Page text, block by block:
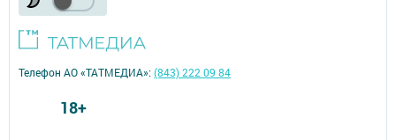
Телефон АО «ТАТМЕДИА»:(843) 222 09 84
18+